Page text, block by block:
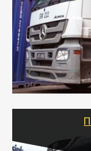
-
безопасно.
- Наша
организовать
стандартных
шаландах и
используя